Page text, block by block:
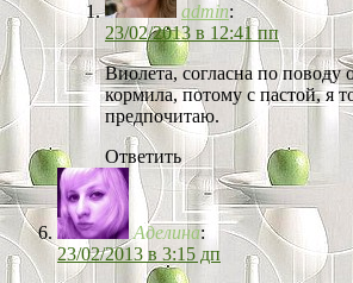
admin:
23/02/2013 в 12:41 пп
Виолета, согласна по
кормила, потому с пастой, я
предпочитаю.
Ответить
Аделина:
23/02/2013 в 3:15 дп